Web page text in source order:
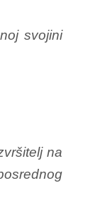
svojini
na